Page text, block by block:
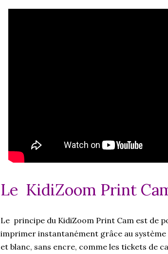
Le KidiZoom Print
Le principe du KidiZoom Print Cam est de
imprimer instantanément grâce au
et blanc, sans encre, comme les tickets de